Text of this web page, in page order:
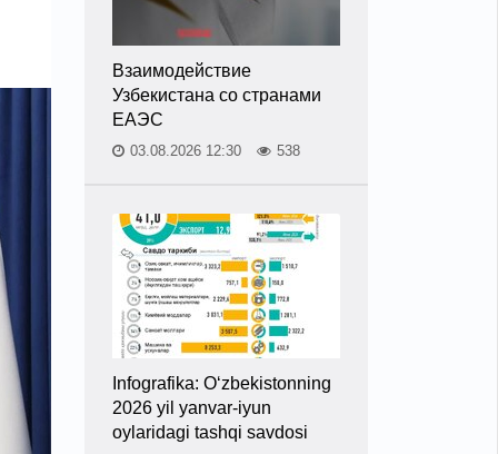
Взаимодействие
Узбекистана со странами
ЕАЭС
03.08.2026 12:30 538
Infografika: O‘zbekistonning
2026 yil yanvar-iyun
oylaridagi tashqi savdosi